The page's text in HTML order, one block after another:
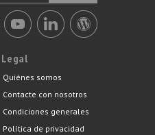
Legal
Quiénes somos
Contacte con nosotros
Condiciones generales
Política de privacidad